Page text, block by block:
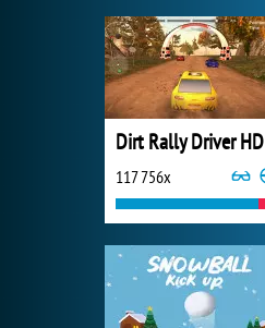
Dirt Rally Driver HD
117 756x